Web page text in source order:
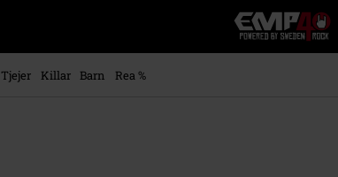
EMP
-
Musik,
Tjejer Killar Barn
Rea %